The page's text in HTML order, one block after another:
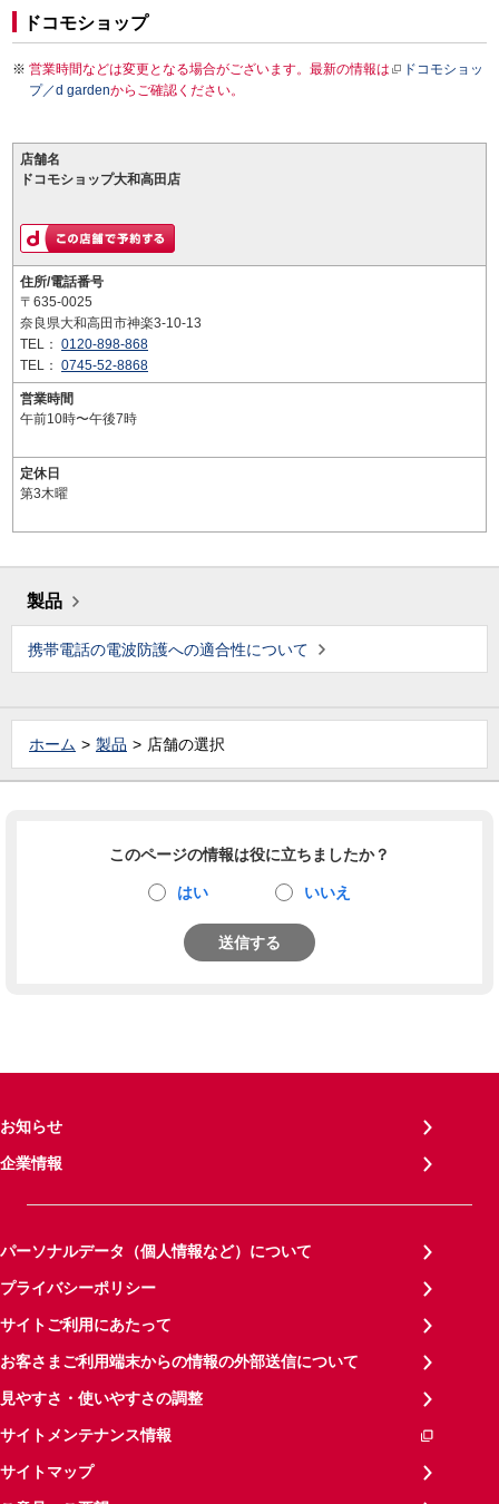
ドコモショップ
営業時間などは変更となる場合がございます。最新の情報は
ドコモショッ
プ／d gardenからご確認ください。
店舗名
ドコモショップ大和高田店
住所/電話番号
〒635-0025
奈良県大和高田市神楽3-10-13
TEL： 0120-898-868
TEL： 0745-52-8868
営業時間
午前10時〜午後7時
定休日
第3木曜
製品
携帯電話の電波防護への適合性について
ホーム 製品 店舗の選択
このページの情報は役に立ちましたか？
はい いいえ
送信する
お知らせ
企業情報
パーソナルデータ（個人情報など）について
プライバシーポリシー
サイトご利用にあたって
お客さまご利用端末からの情報の外部送信について
見やすさ・使いやすさの調整
サイトメンテナンス情報
サイトマップ